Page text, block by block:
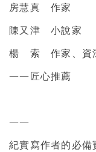
房慧真 作家
陳又津 小說家
楊 索 作家、資
——匠心推薦
——
紀實寫作者的必